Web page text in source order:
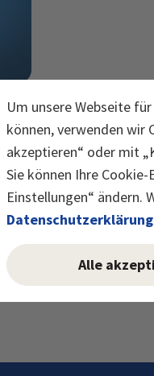
Um unsere Webseite
können, verwenden wir
akzeptieren“ oder mit
Sie können Ihre
Einstellungen“ ändern.
Datenschutzerklärung
Alle